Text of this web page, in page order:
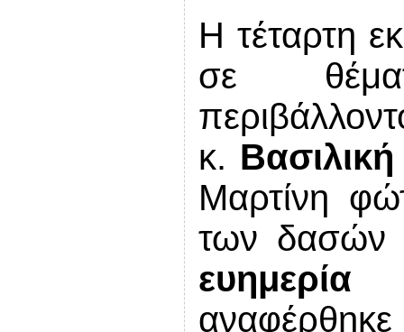
Η τέταρτη
σε
κ.
Μαρτίνη
των